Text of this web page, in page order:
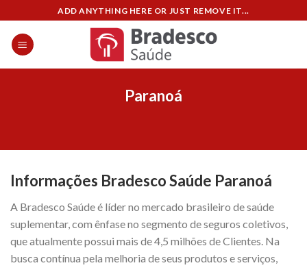
content
ADD ANYTHING HERE OR JUST REMOVE IT...
Paranoá
Informações Bradesco Saúde Paranoá
A Bradesco Saúde é líder no mercado brasileiro de saúde
suplementar, com ênfase no segmento de seguros coletivos,
que atualmente possui mais de 4,5 milhões de Clientes. Na
busca contínua pela melhoria de seus produtos e serviços,